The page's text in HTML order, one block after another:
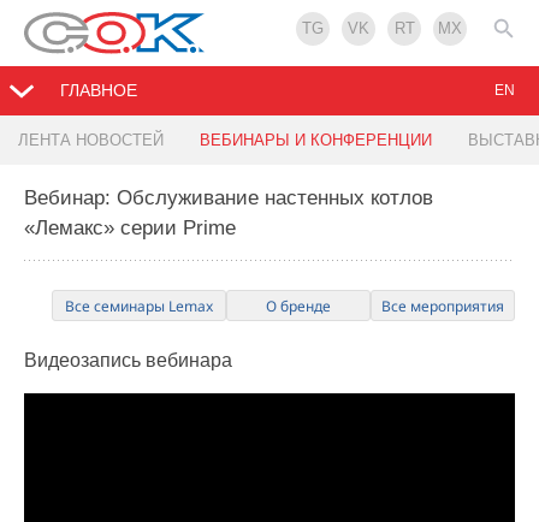
TG VK RT MX
ГЛАВНОЕ
ЛЕНТА НОВОСТЕЙ ВЕБИНАРЫ И КОНФЕРЕНЦИИ
EN
Вебинар: Обслуживание настенных котлов
«Лемакс» серии Prime
Все семинары Lemax О бренде Все мероприятия
Видеозапись вебинара